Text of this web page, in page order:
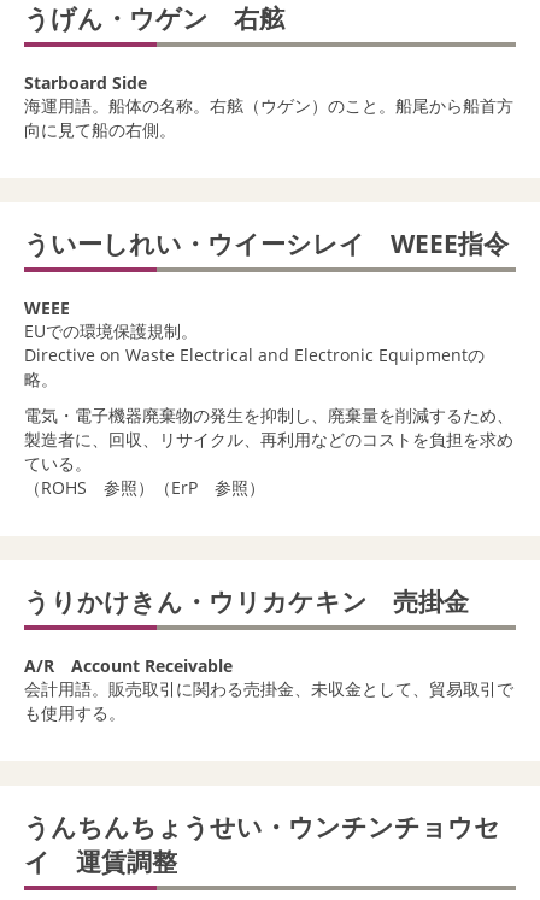
うげん・ウゲン 右舷
Starboard Side
海運用語。船体の名称。右舷（ウゲン）のこと。船尾から船首方
向に見て船の右側。
ういーしれい・ウイーシレイ WEEE指令
WEEE
EUでの環境保護規制。
Directive on Waste Electrical and Electronic Equipmentの
略。
電気・電子機器廃棄物の発生を抑制し、廃棄量を削減するため、
製造者に、回収、リサイクル、再利用などのコストを負担を求め
ている。
（ROHS 参照）
（ErP 参照）
うりかけきん・ウリカケキン 売掛金
A/R Account Receivable
会計用語。販売取引に関わる売掛金、未収金として、貿易取引で
も使用する。
うんちんちょうせい・ウンチンチョウセ
イ 運賃調整